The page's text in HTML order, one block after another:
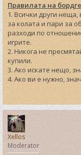
Правилата на
1. Всички други
за колата и пари за
разходи по
игрите.
2. Никога не
купили.
3. Ако искате нещо,
4. Ако ви е нужно,
Xellos
Moderator